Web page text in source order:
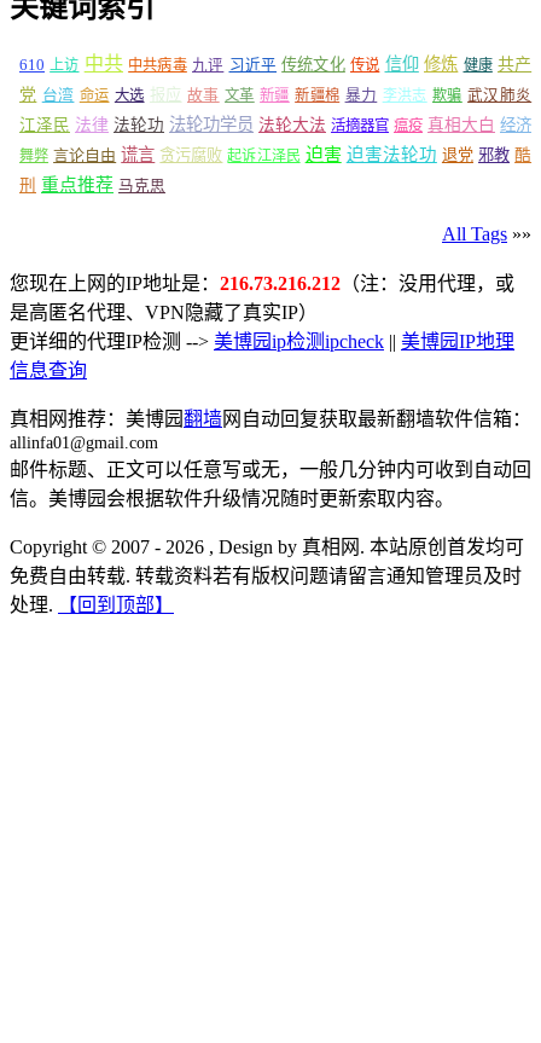
关键词索引
610 上访 中共 中共病毒 九评 习近平 传统文化 传说 信仰 修炼 健康 共产
党 台湾 命运 大选 报应 故事 文革 新疆 新疆棉 暴力 李洪志 欺骗 武汉肺炎
江泽民 法律 法轮功 法轮功学员 法轮大法 活摘器官 瘟疫 真相大白 经济
舞弊 言论自由 谎言 贪污腐败 起诉江泽民 迫害 迫害法轮功 退党 邪教 酷
刑 重点推荐 马克思
All Tags »»
您现在上网的IP地址是： 216.73.216.212 （注：没用代理，或
是高匿名代理、VPN隐藏了真实IP）
更详细的代理IP检测 --> 美博园ip检测ipcheck || 美博园IP地理
信息查询
真相网推荐：美博园翻墙网自动回复获取最新翻墙软件信箱：
allinfa01@gmail.com
邮件标题、正文可以任意写或无，一般几分钟内可收到自动回
信。美博园会根据软件升级情况随时更新索取内容。
Copyright © 2007 - 2026 , Design by 真相网. 本站原创首发均可
免费自由转载. 转载资料若有版权问题请留言通知管理员及时
处理.
【回到顶部】